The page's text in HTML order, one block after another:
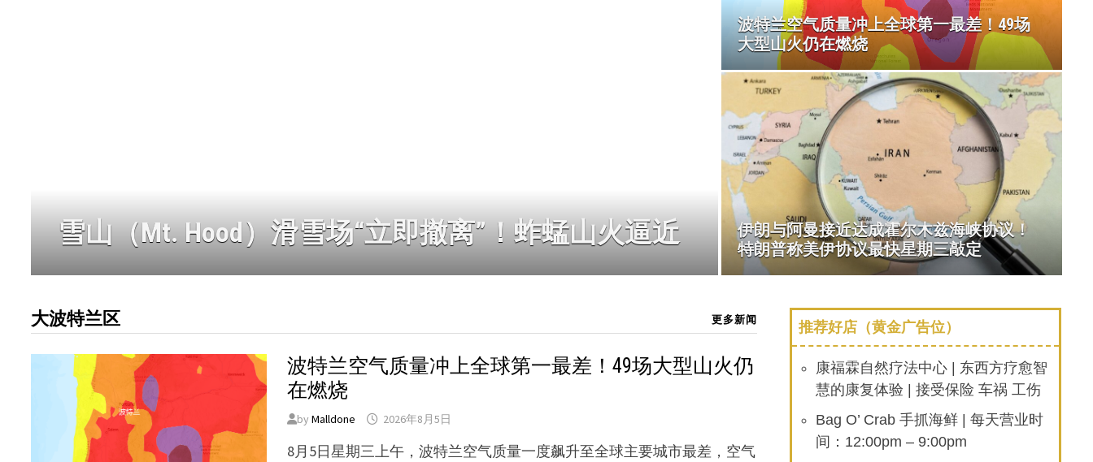
雪山（Mt. Hood）滑雪场“立即撤离”！蚱蜢山火逼近 山火烟雾抵达波特兰！高温
波特兰空气质量冲上全球第一最差！49场
大型山火仍在燃烧
伊朗与阿曼接近达成霍尔木兹海峡协议！
特朗普称美伊协议最快星期三敲定
大波特兰区 更多新闻
波特兰空气质量冲上全球第一最差！49场大型山火仍
在燃烧
byMalldone 2026年8月5日
8月5日星期三上午，波特兰空气质量一度飙升至全球主要城市最差，空气
推荐好店（黄金广告位）
康福霖自然疗法中心 | 东西方疗愈智
慧的康复体验 | 接受保险 车祸 工伤
Bag O’ Crab 手抓海鲜 | 每天营业时
间：12:00pm – 9:00pm